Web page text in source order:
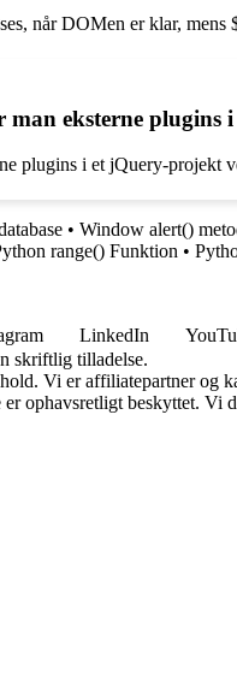
når DOMen er klar,
eksterne plugins
plugins i et jQuery-
• Window alert()
range() Funktion •
LinkedIn
skriftlig tilladelse.
Vi er affiliatepartner og
ophavsretligt beskyttet. Vi